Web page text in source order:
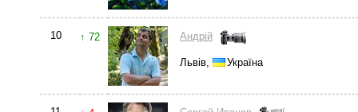
10 ↑ 72 Андрій
Львів, Україна